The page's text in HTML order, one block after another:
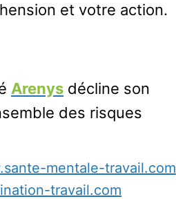
et votre action.
Arenys décline son
des risques
mentale-travail.com
travail.com